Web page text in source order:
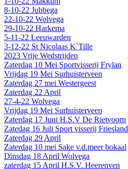
8-10-22 Jubbega
22-10-22 Wolvega
29-10-22 Harkema
5-11-22 Leeuwarden
3-12-22 St Nicolaas K`Tille
2023 Vrije Wedstrijden
Zaterdag 10 Mei Sportvisserij Frylan
Vrijdag 19 Mei Surhuisterveen
Zaterdag 27 mei Westergeest
Zaterdag 22 April
27-4-22 Wolvega
Vrijdag 19 Mei Surhuisterveen
Zaterdag 17 Juni H.S.V De Rietvoorn
Zatedag 16 Juli Sport visserij Friesland
Zaterdag 29 April
Zaterdag 10 mei Sake v.d.meer bokaal
Dinsdag 18 April Wolvega
zaterdag 15 April H.S.V. Heerenven